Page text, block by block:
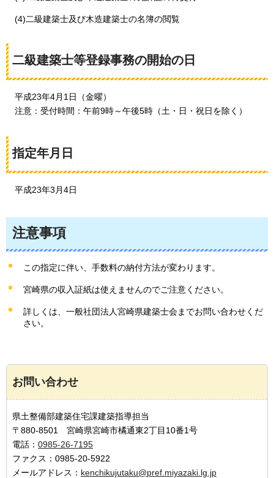
(4)二級建築士及び木造建築士の名簿の閲覧
二級建築士等登録事務の開始の日
平成23年4月1日（金曜）
注意： 受付時間：午前9時～午後5時（土・日・祝日を除く）
指定年月日
平成23年3月4日
注意事項
この指定に伴い、手数料の納付方法が変わります。
宮崎県の収入証紙は使えませんのでご注意ください。
詳しくは、一般社団法人宮崎県建築士会までお問い合わせくだ
さい。
お問い合わせ
県土整備部建築住宅課建築指導担当
〒880-8501 宮崎県宮崎市橘通東2丁目10番1号
電話： 0985-26-7195
ファクス：0985-20-5922
メールアドレス： kenchikujutaku@pref.miyazaki.lg.jp